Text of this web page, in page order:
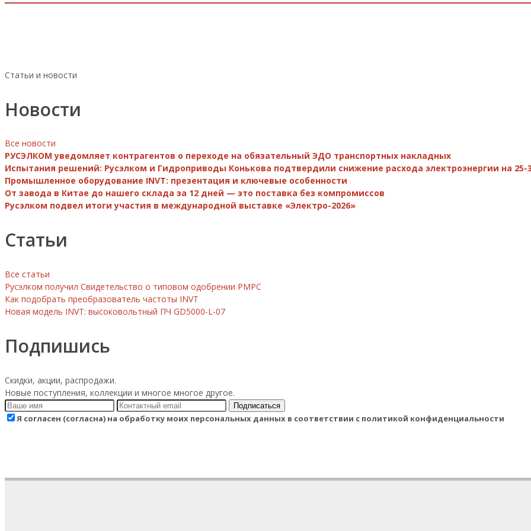
Статьи и новости
Новости
Все новости
РУСЭЛКОМ уведомляет контрагентов о переходе на обязательный ЭДО транспортных накладных
Испытания решений: Русэлком и Гидроприводы Конькова подтвердили снижение расхода электроэнергии на 25-
Промышленное оборудование INVT: презентация и ключевые особенности
От завода в Китае до нашего склада за 12 дней — это поставка без компромиссов
Русэлком подвел итоги участия в международной выставке «Электро-2026»
Статьи
Все статьи
Русэлком получил Свидетельство о типовом одобрении РМРС
Как подобрать преобразователь частоты INVT
Новая модель INVT: высоковольтный ПЧ GD5000-L-07
Подпишись
Скидки, акции, распродажи.
Новые поступления, коллекции и многое многое другое.
Подписаться
Я согласен (согласна) на обработку моих персональных данных в соответствии с политикой конфиденциальности